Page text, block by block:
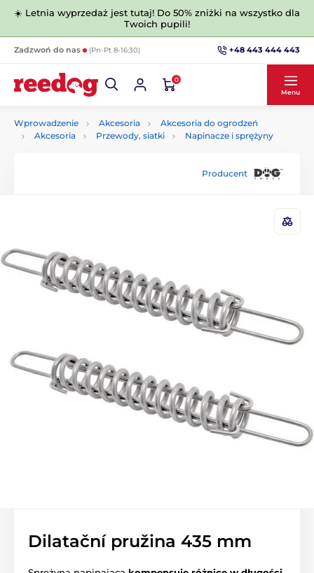
☀️ Letnia wyprzedaż jest tutaj! Do 50% zniżki na wszystko dla
Twoich pupili!
Zadzwoń do nas (Pn-Pt 8-16:30) +48 443 444 443
0
Menu
Wprowadzenie Akcesoria
Akcesoria do ogrodzeń
Akcesoria
Przewody, siatki Napinacze i sprężyny
Producent
Dilatační pružina 435 mm